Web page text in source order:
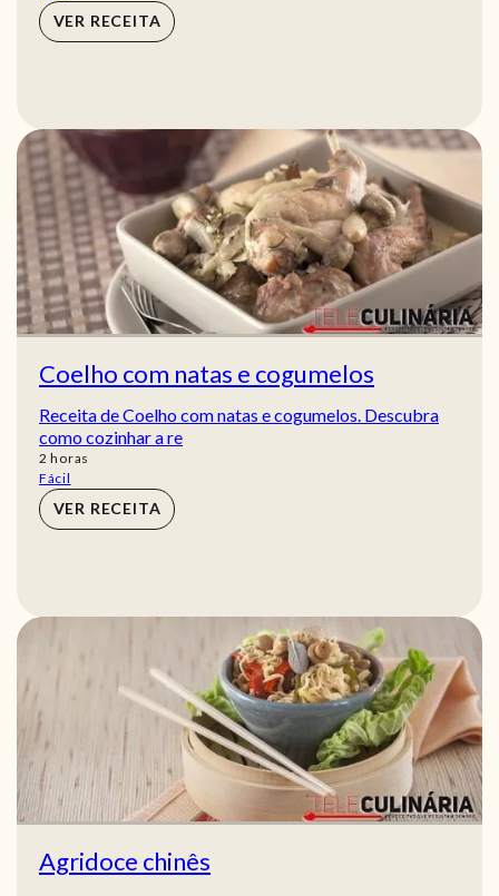
VER RECEITA
Coelho com natas e cogumelos
Receita de Coelho com natas e cogumelos. Descubra
como cozinhar a re
2 horas
horas
Fácil
VER RECEITA
Agridoce chinês